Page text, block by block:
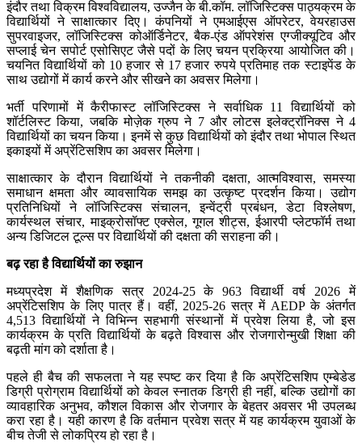
इंदौर तथा विक्रम विश्वविद्यालय, उज्जैन के बी.कॉम. लॉजिस्टिक्स पाठ्यक्रम के
विद्यार्थियों ने साक्षात्कार दिए। कंपनियों ने एमआईएस ऑपरेटर, वेयरहाउस
सुपरवाइजर, लॉजिस्टिक्स कोऑर्डिनेटर, बैक-एंड ऑपरेशंस एग्जीक्यूटिव और
सप्लाई चेन सपोर्ट एसोसिएट जैसे पदों के लिए चयन प्रक्रिया आयोजित की।
चयनित विद्यार्थियों को 10 हजार से 17 हजार रुपये प्रतिमाह तक स्टाइपेंड के
साथ उद्योगों में कार्य करने और सीखने का अवसर मिलेगा।
भर्ती परिणामों में कैरीफास्ट लॉजिस्टिक्स ने सर्वाधिक 11 विद्यार्थियों को
शॉर्टलिस्ट किया, जबकि मोज़ेक ग्रुप ने 7 और लोटस इलेक्ट्रॉनिक्स ने 4
विद्यार्थियों का चयन किया। इनमें से कुछ विद्यार्थियों को इंदौर तथा भोपाल स्थित
इकाइयों में अप्रेंटिसशिप का अवसर मिलेगा।
साक्षात्कार के दौरान विद्यार्थियों ने तकनीकी दक्षता, आत्मविश्वास, समस्या
समाधान क्षमता और व्यावसायिक समझ का उत्कृष्ट प्रदर्शन किया। उद्योग
प्रतिनिधियों ने लॉजिस्टिक्स संचालन, इन्वेंट्री प्रबंधन, डेटा विश्लेषण,
कार्यस्थल संचार, माइक्रोसॉफ्ट एक्सेल, गूगल शीट्स, ईआरपी प्लेटफॉर्म तथा
अन्य डिजिटल टूल्स पर विद्यार्थियों की दक्षता की सराहना की।
बढ़ रहा है विद्यार्थियों का रुझान
मध्यप्रदेश में शैक्षणिक सत्र 2024-25 के 963 विद्यार्थी वर्ष 2026 में
अप्रेंटिसशिप के लिए पात्र हैं। वहीं, 2025-26 सत्र में AEDP के अंतर्गत
4,513 विद्यार्थियों ने विभिन्न सहभागी संस्थानों में प्रवेश लिया है, जो इस
कार्यक्रम के प्रति विद्यार्थियों के बढ़ते विश्वास और रोजगारोन्मुखी शिक्षा की
बढ़ती मांग को दर्शाता है।
पहले ही बैच की सफलता ने यह स्पष्ट कर दिया है कि अप्रेंटिसशिप एम्बेडेड
डिग्री प्रोग्राम विद्यार्थियों को केवल स्नातक डिग्री ही नहीं, बल्कि उद्योगों का
व्यावहारिक अनुभव, कौशल विकास और रोजगार के बेहतर अवसर भी उपलब्ध
करा रहा है। यही कारण है कि वर्तमान प्रवेश सत्र में यह कार्यक्रम युवाओं के
बीच तेजी से लोकप्रिय हो रहा है।